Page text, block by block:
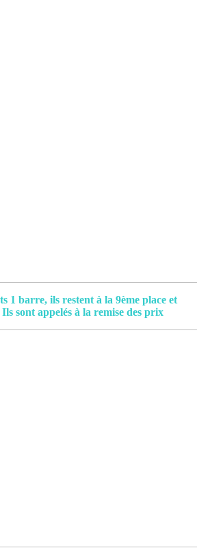
1 barre, ils restent à la 9ème place et
sont appelés à la remise des prix